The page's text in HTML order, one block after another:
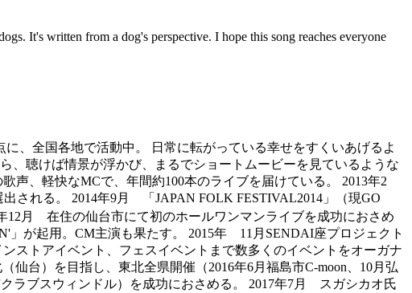
It's written from a dog's perspective. I hope this song reaches everyone
、全国各地で活動中。 日常に転がっている幸せをすくいあげるよ
、聴けば情景が浮かび、まるでショートムービーを見ているような
声、軽快なMCで、年間約100本のライブを届けている。 2013年2
される。 2014年9月 「JAPAN FOLK FESTIVAL2014」（現GO
12月 在住の仙台市にて初のホールワンマンライブを成功におさめ
が起用。CM主演も果たす。 2015年 11月SENDAI座プロジェクト
ストアイベント、フェスイベントまで数多くのイベントをオーガナ
台）を目指し、東北全県開催（2016年6月福島市C-moon、10月弘
ラブスウィンドル）を成功におさめる。 2017年7月 スガシカオ氏